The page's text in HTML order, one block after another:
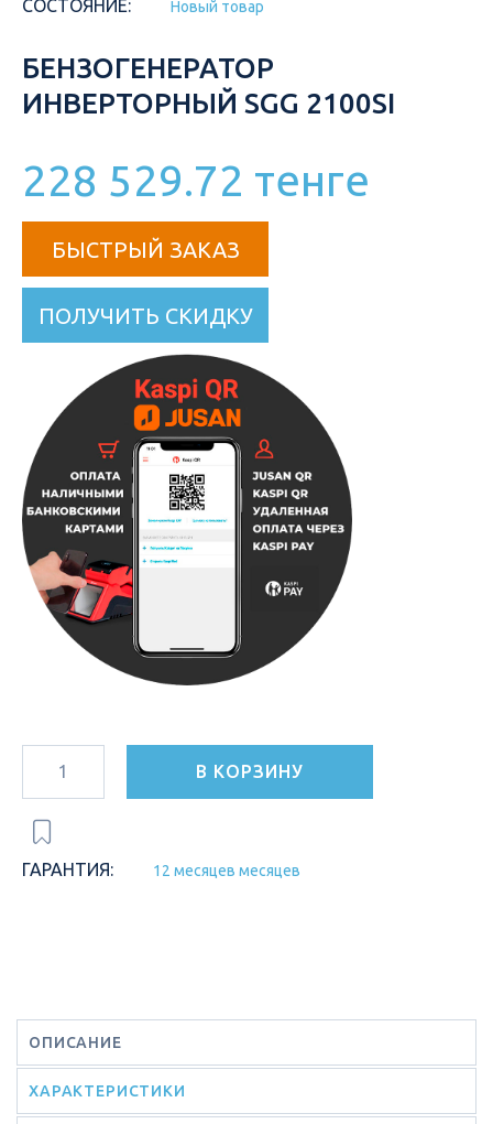
СОСТОЯНИЕ: Новый товар
БЕНЗОГЕНЕРАТОР
ИНВЕРТОРНЫЙ SGG 2100SI
228 529.72 тенге
БЫСТРЫЙ ЗАКАЗ
ПОЛУЧИТЬ СКИДКУ
В КОРЗИНУ
ГАРАНТИЯ: 12 месяцев месяцев
ОПИСАНИЕ
ХАРАКТЕРИСТИКИ